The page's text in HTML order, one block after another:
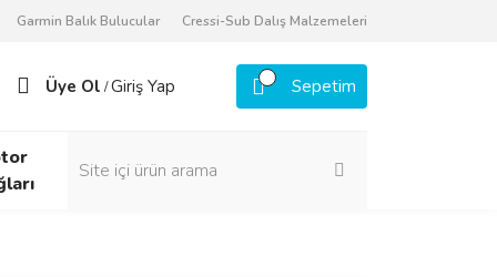
Garmin Balık Bulucular Cressi-Sub Dalış Malzemeleri
Üye Ol /Giriş Yap Sepetim